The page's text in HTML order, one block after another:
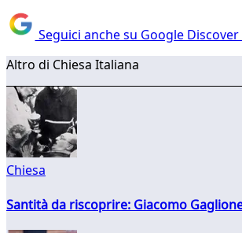
Seguici anche su Google
Altro di Chiesa Italiana
Chiesa
Santità da riscoprire: Giacomo